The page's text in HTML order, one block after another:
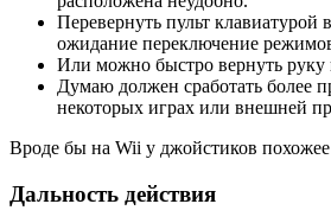
Перевернуть пульт
ожидание переключение
Или можно быстро вернуть руку
Думаю должен сработать более
некоторых играх или внешней
Вроде бы на Wii у джойстиков
Дальность действия